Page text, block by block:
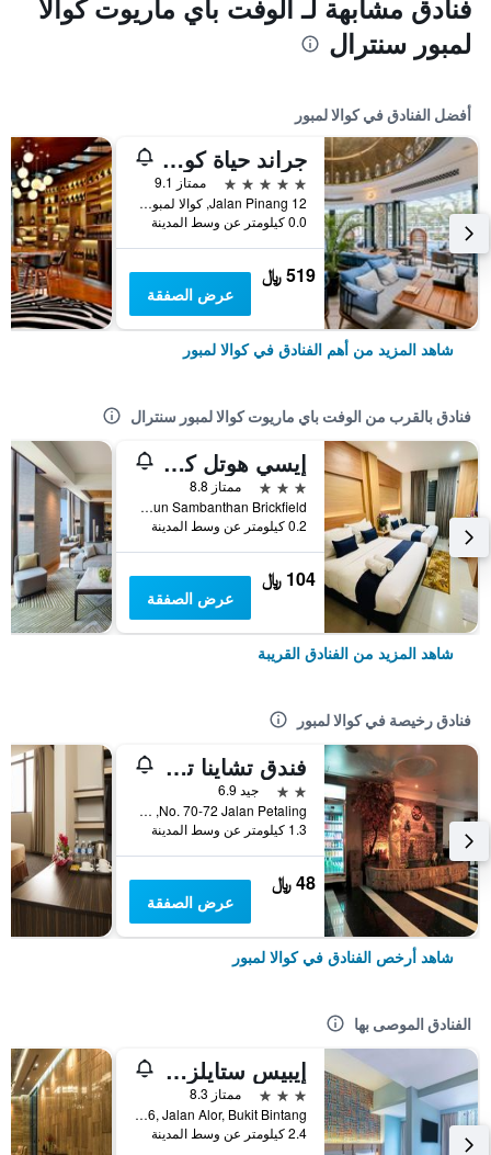
فنادق مشابهة لـ الوفت باي ماريوت كوالا
لمبور سنترال
أفضل الفنادق في كوالا لمبور
جراند حياة كوالالمبور
5 نجوم
ممتاز 9.1
12 Jalan Pinang, كوالا لمبور, ماليزيا
0.0 كيلومتر عن وسط المدينة
519 ﷼
عرض الصفقة
شاهد المزيد من أهم الفنادق في كوالا لمبور
فنادق بالقرب من الوفت باي ماريوت كوالا لمبور سنترال
إيسي هوتل كل سينترال
3 نجوم
ممتاز 8.8
No. 110 Jalan Tun Sambanthan Brickfield, كوالا لمبور, ماليزيا
0.2 كيلومتر عن وسط المدينة
104 ﷼
عرض الصفقة
شاهد المزيد من الفنادق القريبة
فنادق رخيصة في كوالا لمبور
فندق تشاينا تاون 2
2 نجمتين
جيد 6.9
No. 70-72 Jalan Petaling, كوالا لمبور, ماليزيا
1.3 كيلومتر عن وسط المدينة
48 ﷼
عرض الصفقة
شاهد أرخص الفنادق في كوالا لمبور
الفنادق الموصى بها
إيبيس ستايلز كوالا لمبور بوكيت بينتانج
3 نجوم
ممتاز 8.3
No.16, Jalan Alor, Bukit Bintang, كوالا لمبور, ماليزيا
2.4 كيلومتر عن وسط المدينة